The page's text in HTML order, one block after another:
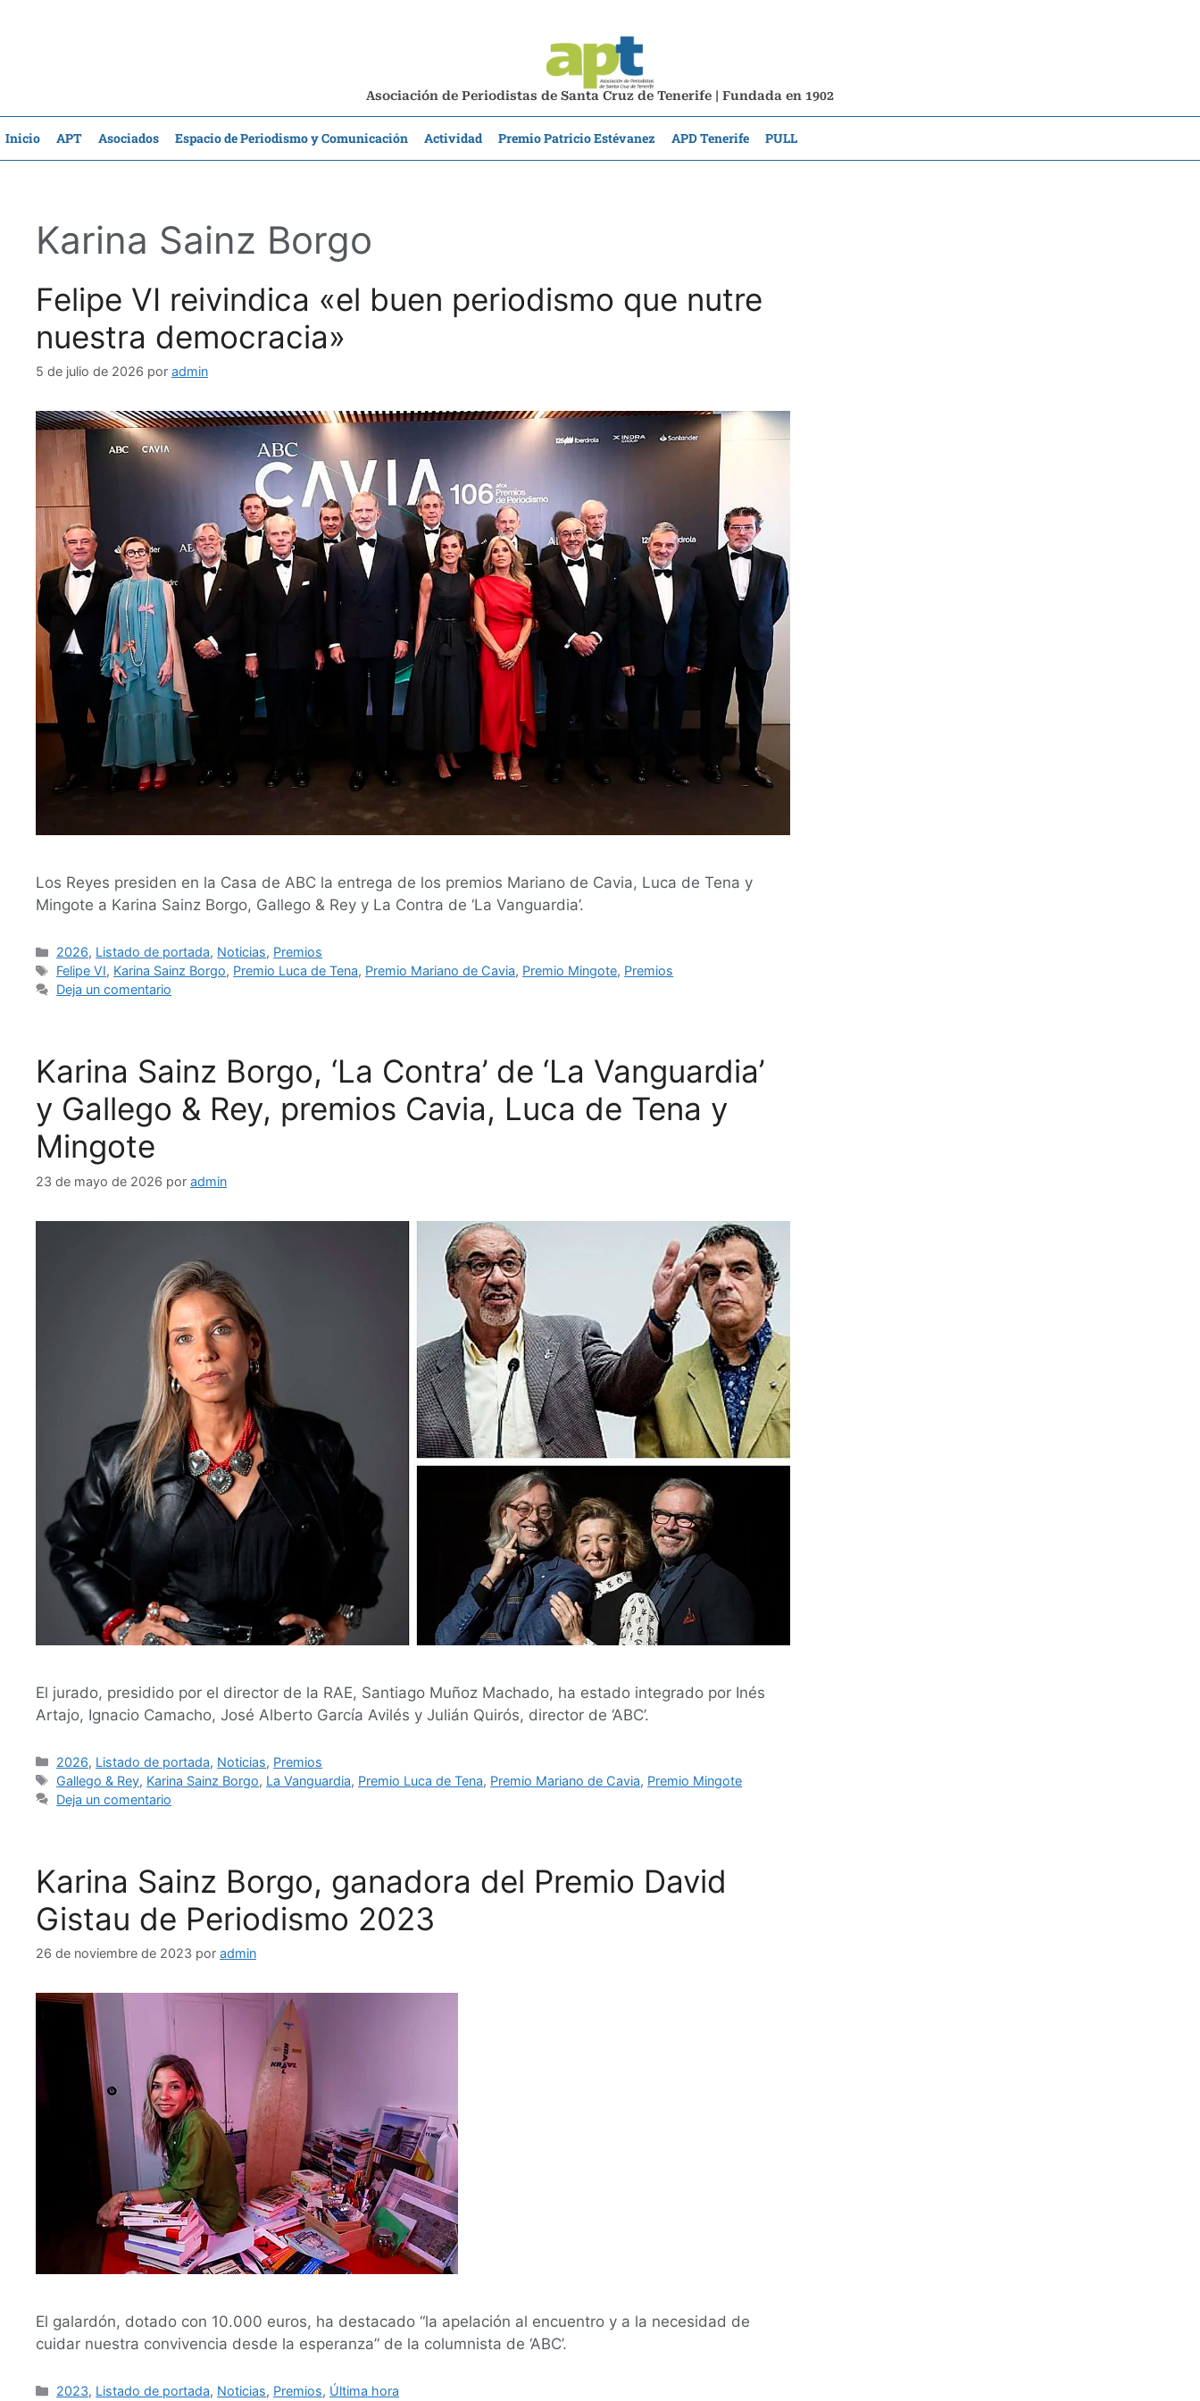
Asociación de Periodistas de Santa Cruz de Tenerife | Fundada en 1902
Inicio APT Asociados Espacio de Periodismo y Comunicación Actividad Premio Patricio Estévanez APD Tenerife PULL
Karina Sainz Borgo
Felipe VI reivindica «el buen periodismo que nutre
nuestra democracia»
5 de julio de 2026 por admin
Los Reyes presiden en la Casa de ABC la entrega de los premios Mariano de Cavia, Luca de Tena y
Mingote a Karina Sainz Borgo, Gallego & Rey y La Contra de ‘La Vanguardia’.
2026, Listado de portada, Noticias, Premios
Felipe VI, Karina Sainz Borgo, Premio Luca de Tena, Premio Mariano de Cavia, Premio Mingote, Premios
Deja un comentario
Karina Sainz Borgo, ‘La Contra’ de ‘La Vanguardia’
y Gallego & Rey, premios Cavia, Luca de Tena y
Mingote
23 de mayo de 2026 por admin
El jurado, presidido por el director de la RAE, Santiago Muñoz Machado, ha estado integrado por Inés
Artajo, Ignacio Camacho, José Alberto García Avilés y Julián Quirós, director de ‘ABC’.
2026, Listado de portada, Noticias, Premios
Gallego & Rey, Karina Sainz Borgo, La Vanguardia, Premio Luca de Tena, Premio Mariano de Cavia, Premio Mingote
Deja un comentario
Karina Sainz Borgo, ganadora del Premio David
Gistau de Periodismo 2023
26 de noviembre de 2023 por admin
El galardón, dotado con 10.000 euros, ha destacado “la apelación al encuentro y a la necesidad de
cuidar nuestra convivencia desde la esperanza” de la columnista de ‘ABC’.
2023, Listado de portada, Noticias, Premios, Última hora